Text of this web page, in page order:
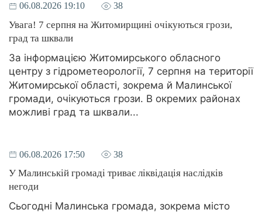
06.08.2026 19:10 38
Увага! 7 серпня на Житомирщині очікуються грози,
град та шквали
За інформацією Житомирського обласного
центру з гідрометеорології, 7 серпня на території
Житомирської області, зокрема й Малинської
громади, очікуються грози. В окремих районах
можливі град та шквали...
06.08.2026 17:50 38
У Малинській громаді триває ліквідація наслідків
негоди
Сьогодні Малинська громада, зокрема місто